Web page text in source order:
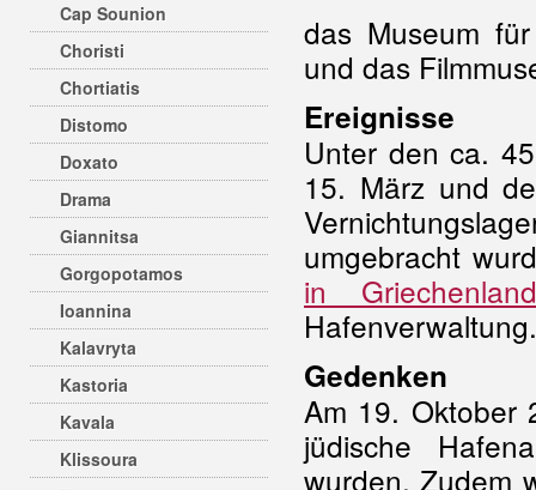
Cap Sounion
Choristi
Chortiatis
Distomo
Doxato
Drama
Giannitsa
Gorgopotamos
Ioannina
Kalavryta
Kastoria
Kavala
Klissoura
das Museum
und das
Ereignisse
Unter den ca.
15. März und
umgebracht
in Griechenland
Hafenverwaltung.
Gedenken
Am 19. Oktober
jüdische
wurden. Zudem